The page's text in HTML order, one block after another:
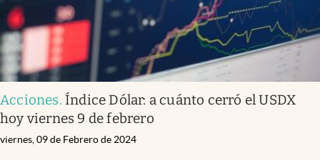
Acciones. Índice Dólar: a cuánto cerró el USDX
hoy viernes 9 de febrero
viernes, 09 de Febrero de 2024